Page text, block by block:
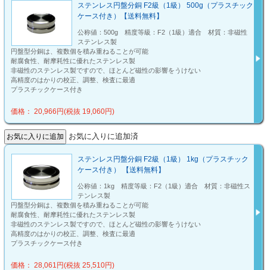
ステンレス円盤分銅 F2級（1級） 500g（プラスチック
ケース付き）【送料無料】
公称値：500g 精度等級：F2（1級）適合 材質：非磁性
ステンレス製
円盤型分銅は、複数個を積み重ねることが可能
耐腐食性、耐摩耗性に優れたステンレス製
非磁性のステンレス製ですので、ほとんど磁性の影響をうけない
高精度のはかりの校正、調整、検査に最適
プラスチックケース付き
価格： 20,966円(税抜 19,060円)
お気に入りに追加済
ステンレス円盤分銅 F2級（1級） 1kg（プラスチック
ケース付き） 【送料無料】
公称値：1kg 精度等級：F2（1級）適合 材質：非磁性ス
テンレス製
円盤型分銅は、複数個を積み重ねることが可能
耐腐食性、耐摩耗性に優れたステンレス製
非磁性のステンレス製ですので、ほとんど磁性の影響をうけない
高精度のはかりの校正、調整、検査に最適
プラスチックケース付き
価格： 28,061円(税抜 25,510円)